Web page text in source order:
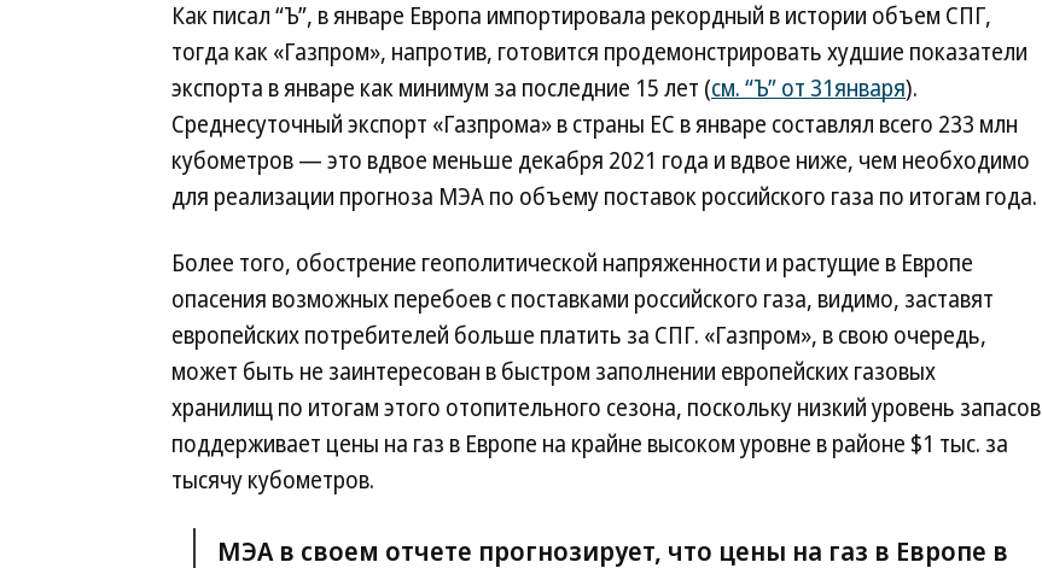
Как писал “Ъ”, в январе Европа импортировала рекордный в истории объем СПГ,
тогда как «Газпром», напротив, готовится продемонстрировать худшие показатели
экспорта в январе как минимум за последние 15 лет (см. “Ъ” от 31января).
Среднесуточный экспорт «Газпрома» в страны ЕС в январе составлял всего 233 млн
кубометров — это вдвое меньше декабря 2021 года и вдвое ниже, чем необходимо
для реализации прогноза МЭА по объему поставок российского газа по итогам года.
Более того, обострение геополитической напряженности и растущие в Европе
опасения возможных перебоев с поставками российского газа, видимо, заставят
европейских потребителей больше платить за СПГ. «Газпром», в свою очередь,
может быть не заинтересован в быстром заполнении европейских газовых
хранилищ по итогам этого отопительного сезона, поскольку низкий уровень запасов
поддерживает цены на газ в Европе на крайне высоком уровне в районе $1 тыс. за
тысячу кубометров.
МЭА в своем отчете прогнозирует, что цены на газ в Европе в